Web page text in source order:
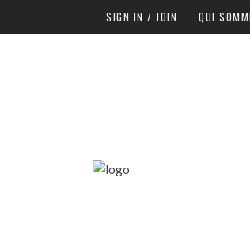
SIGN IN / JOIN QUI